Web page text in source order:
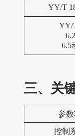
YY/T
YY/
6.5
三、关
参
控制